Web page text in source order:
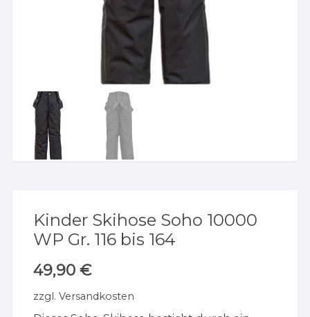
Kinder Skihose Soho 10000
WP Gr. 116 bis 164
49,90€
zzgl.Versandkosten